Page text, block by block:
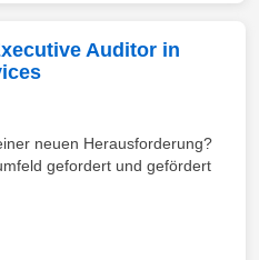
Auditor in
neuen Herausforderung?
gefordert und gefördert